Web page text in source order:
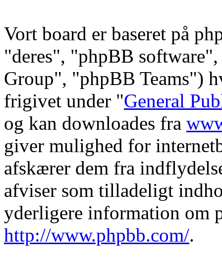
Vort board er baseret på
"deres", "phpBB
Group", "phpBB Teams")
frigivet under "General
og kan downloades fra
giver mulighed for
afskærer dem fra
afviser som tilladeligt
yderligere information om
http://www.phpbb.com/.